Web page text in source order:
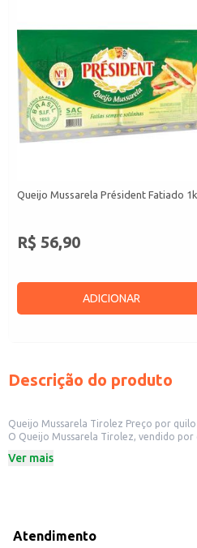
Queijo Mussarela Président Fatiado
R$ 56,90
ADICIONAR
Descrição do produto
Queijo Mussarela Tirolez Preço por quilo
O Queijo Mussarela Tirolez, vendido por quilo na peça, é uma opção
direta.
Excelente opção para venda direta em
Ver mais
Atendimento